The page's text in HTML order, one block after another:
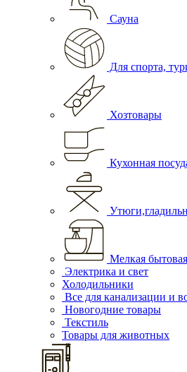
Сауна
Для спорта,
Хозтовары
Кухонная
Мелкая
Электрика и свет
Холодильники
Все для канализации и
Новогодние товары
Текстиль
Товары для животных